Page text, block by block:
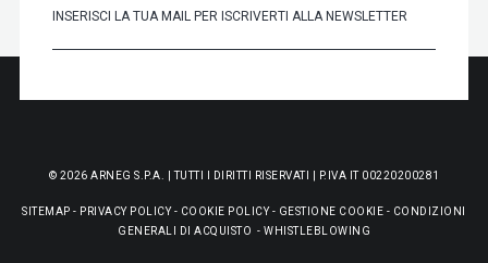
© 2026 ARNEG S.P.A. | TUTTI I DIRITTI RISERVATI | P.IVA IT 00220200281
SITEMAP - PRIVACY POLICY- COOKIE POLICY- GESTIONE COOKIE - CONDIZIONI
GENERALI DI ACQUISTO - WHISTLEBLOWING